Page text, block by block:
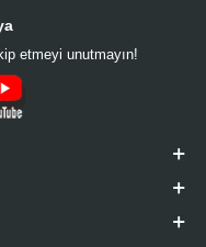
etmeyi unutmayın!